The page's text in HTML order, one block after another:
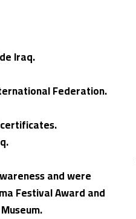
Iraq.
Federation.
and were
Festival Award and